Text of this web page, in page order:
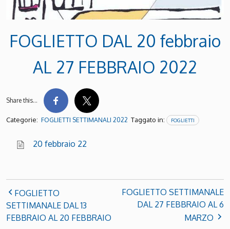
FOGLIETTO DAL 20 febbraio
AL 27 FEBBRAIO 2022
Share this…
Categorie: FOGLIETTI SETTIMANALI 2022 Taggato in: FOGLIETTI
20 febbraio 22
FOGLIETTO
SETTIMANALE DAL 13
FEBBRAIO AL 20 FEBBRAIO
FOGLIETTO SETTIMANALE
DAL 27 FEBBRAIO AL 6
MARZO